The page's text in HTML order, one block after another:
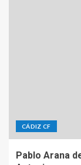
CÁDIZ CF
Pablo Arana